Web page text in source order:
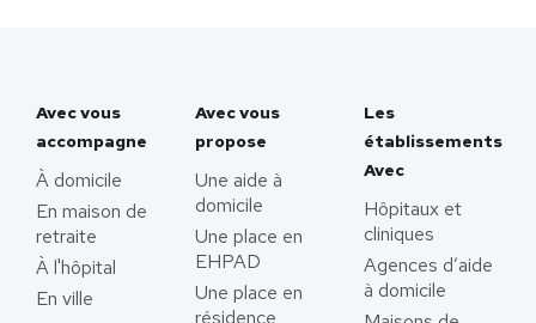
Avec vous
accompagne
À domicile
En maison de
retraite
À l'hôpital
En ville
Avec vous
propose
Une aide à
domicile
Une place en
EHPAD
Une place en
résidence
Les
établissements
Avec
Hôpitaux et
cliniques
Agences d’aide
à domicile